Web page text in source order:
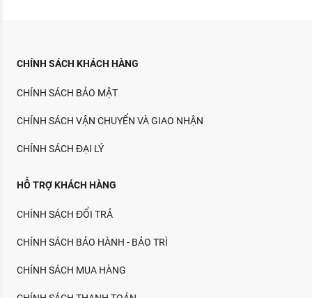
CHÍNH SÁCH KHÁCH HÀNG
CHÍNH SÁCH BẢO MẬT
CHÍNH SÁCH VẬN CHUYỂN VÀ GIAO NHẬN
CHÍNH SÁCH ĐẠI LÝ
HỖ TRỢ KHÁCH HÀNG
CHÍNH SÁCH ĐỔI TRẢ
CHÍNH SÁCH BẢO HÀNH - BẢO TRÌ
CHÍNH SÁCH MUA HÀNG